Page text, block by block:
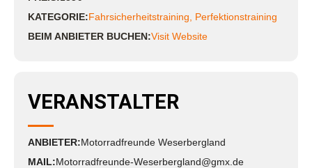
KATEGORIE:Fahrsicherheitstraining
Perfektionstraining
BEIM ANBIETER BUCHEN:Visit Website
VERANSTALTER
ANBIETER:Motorradfreunde Weserbergland
MAIL:Motorradfreunde-Weserbergland@gmx.de